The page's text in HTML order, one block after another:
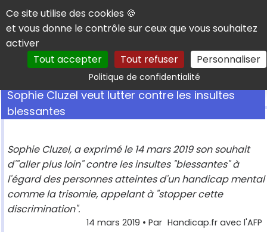
Panneau de gestion des cookies
Ce site utilise des cookies 🍪
et vous donne le contrôle sur ceux que vous souhaitez
activer
Tout accepter
Tout refuser Personnaliser
Politique de confidentialitéRechercher
Sophie Cluzel veut lutter contre les insultes
blessantes
Sophie Cluzel, a exprimé le 14 mars 2019 son souhait
d'"aller plus loin" contre les insultes "blessantes" à
l'égard des personnes atteintes d'un handicap mental
comme la trisomie, appelant à "stopper cette
discrimination".
14 mars 2019 • Par Handicap.fr avec l'AFP